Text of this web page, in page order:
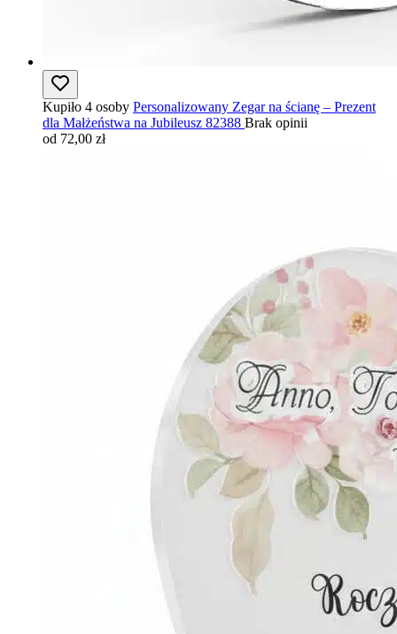
Kupiło 4 osoby Personalizowany Zegar na ścianę – Prezent
dla Małżeństwa na Jubileusz 82388 Brak opinii
od 72,00 zł